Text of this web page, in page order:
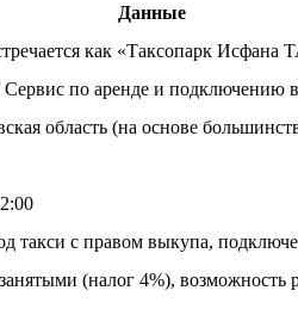
Данные
как «Таксопарк Исфана
по аренде и подключению
область (на основе
такси с правом выкупа,
(налог 4%),